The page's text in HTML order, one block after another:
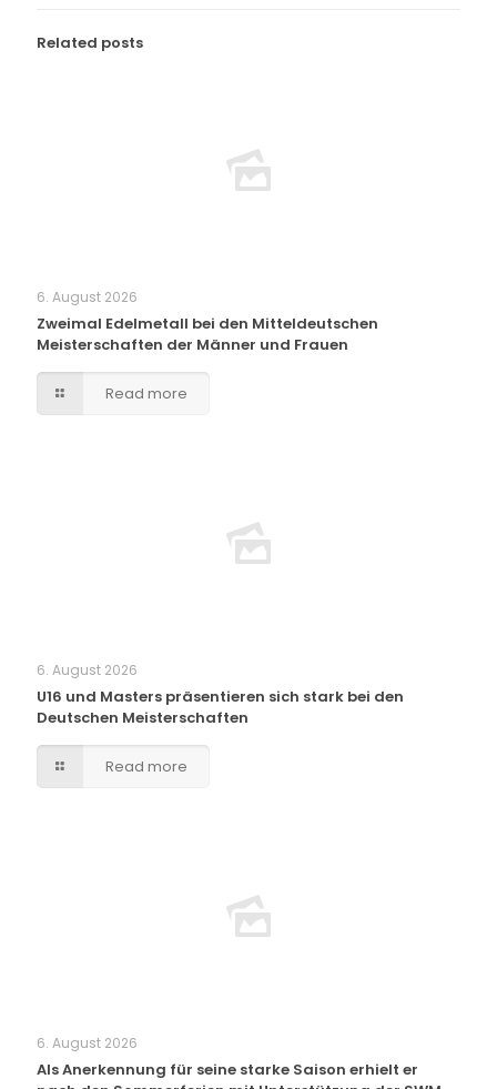
Related posts
6. August 2026
Zweimal Edelmetall bei den Mitteldeutschen
Meisterschaften der Männer und Frauen
Read more
6. August 2026
U16 und Masters präsentieren sich stark bei den
Deutschen Meisterschaften
Read more
6. August 2026
Als Anerkennung für seine starke Saison erhielt er